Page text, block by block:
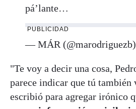
pá’lante…
PUBLICIDAD
— MÁR (@marodriguezb)
"Te voy a decir una cosa,
parece indicar que tú también
escribió para agregar irónico